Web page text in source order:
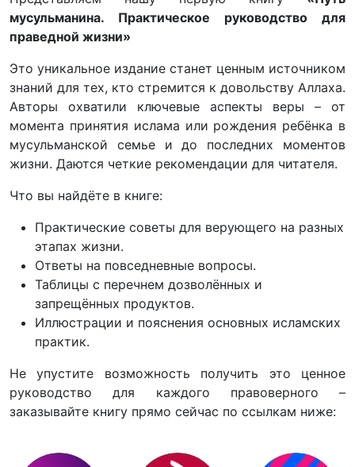
мусульманина. Практическое руководство для
праведной жизни»
Это уникальное издание станет ценным источником
знаний для тех, кто стремится к довольству Аллаха.
Авторы охватили ключевые аспекты веры – от
момента принятия ислама или рождения ребёнка в
мусульманской семье и до последних моментов
жизни. Даются четкие рекомендации для читателя.
Что вы найдёте в книге:
Практические советы для верующего на разных
этапах жизни.
Ответы на повседневные вопросы.
Таблицы с перечнем дозволённых и
запрещённых продуктов.
Иллюстрации и пояснения основных исламских
практик.
Не упустите возможность получить это ценное
руководство для каждого правоверного –
заказывайте книгу прямо сейчас по ссылкам ниже: